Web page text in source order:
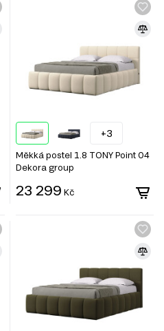
+3
Měkká postel 1.8 TONY Point 04
Dekora group
23 299 Kč